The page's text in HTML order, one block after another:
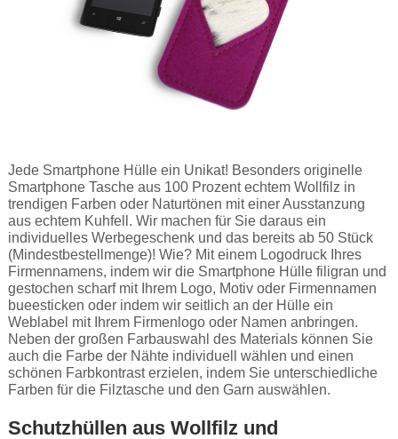
Jede Smartphone Hülle ein Unikat! Besonders originelle
Smartphone Tasche aus 100 Prozent echtem Wollfilz in
trendigen Farben oder Naturtönen mit einer Ausstanzung
aus echtem Kuhfell. Wir machen für Sie daraus ein
individuelles Werbegeschenk und das bereits ab 50 Stück
(Mindestbestellmenge)! Wie? Mit einem Logodruck Ihres
Firmennamens, indem wir die Smartphone Hülle filigran und
gestochen scharf mit Ihrem Logo, Motiv oder Firmennamen
bueesticken oder indem wir seitlich an der Hülle ein
Weblabel mit Ihrem Firmenlogo oder Namen anbringen.
Neben der großen Farbauswahl des Materials können Sie
auch die Farbe der Nähte individuell wählen und einen
schönen Farbkontrast erzielen, indem Sie unterschiedliche
Farben für die Filztasche und den Garn auswählen.
Schutzhüllen aus Wollfilz und